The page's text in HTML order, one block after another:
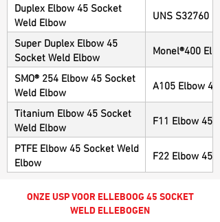
Duplex Elbow 45 Socket
Weld Elbow
UNS S32760
Super Duplex Elbow 45
Socket Weld Elbow
Monel®400
SMO® 254 Elbow 45 Socket
Weld Elbow
A105 Elbow 45
Titanium Elbow 45 Socket
Weld Elbow
F11 Elbow 45
PTFE Elbow 45 Socket Weld
Elbow
F22 Elbow 45
ONZE USP VOOR ELLEBOOG 45 SOCKET
WELD ELLEBOGEN